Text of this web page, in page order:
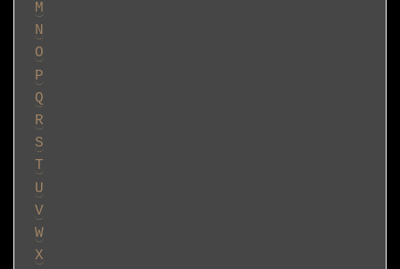
M
N
O
P
Q
R
S
T
U
V
W
X